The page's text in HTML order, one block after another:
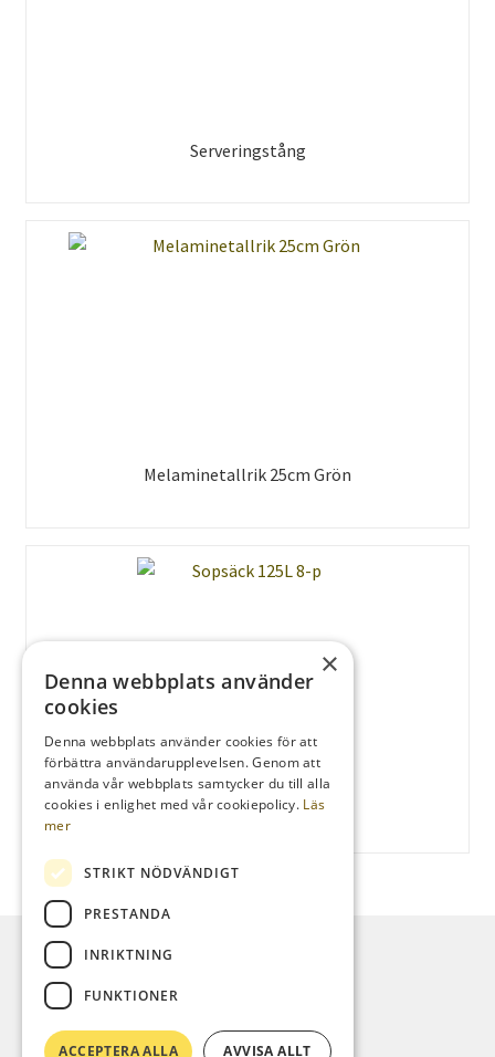
Serveringstång
Melaminetallrik 25cm Grön
Sopsäck 125L 8-p
© Oskars Campingservice 2026
Byggt med Storefront och WooCommerce
×
Denna webbplats använder
cookies
Denna webbplats använder cookies för att
förbättra användarupplevelsen. Genom att
använda vår webbplats samtycker du till alla
cookies i enlighet med vår cookiepolicy. Läs
mer
STRIKT NÖDVÄNDIGT
PRESTANDA
INRIKTNING
FUNKTIONER
ACCEPTERA ALLA AVVISA ALLT